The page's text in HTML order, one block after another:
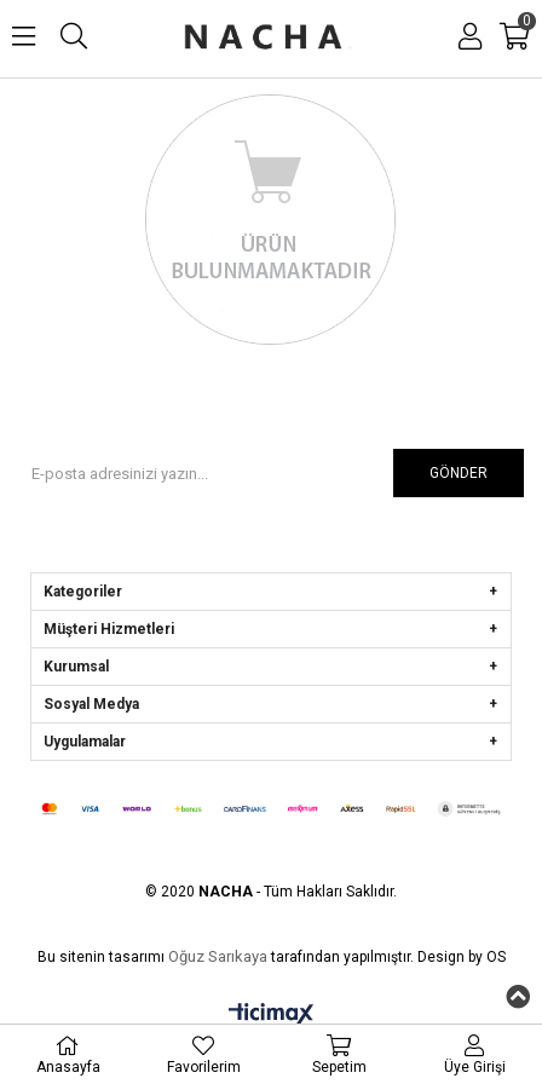
0
GÖNDER
Kategoriler
Müşteri Hizmetleri
Kurumsal
Sosyal Medya
Uygulamalar
© 2020 NACHA - Tüm Hakları Saklıdır.
Bu sitenin tasarımı Oğuz Sarıkaya tarafından yapılmıştır. Design by OS
Anasayfa Favorilerim Sepetim Üye Girişi